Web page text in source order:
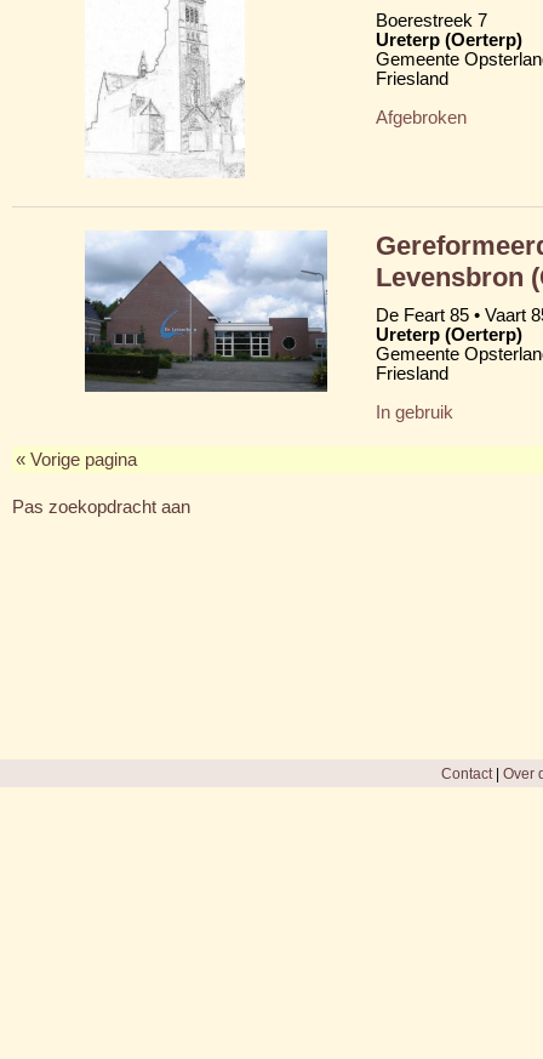
Boerestreek 7
Ureterp (Oerterp)
Gemeente
Friesland
Afgebroken
Levensbron
De Feart 85 • Vaart
Ureterp (Oerterp)
Gemeente
Friesland
In gebruik
« Vorige pagina
Pas zoekopdracht aan
Contact| Over